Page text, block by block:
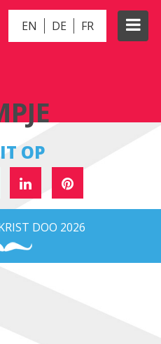
EN DE FR
OP
DOO 2026